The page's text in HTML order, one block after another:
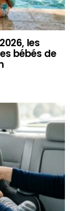
les
bébés de